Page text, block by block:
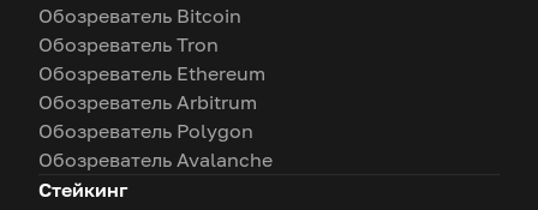
Обозреватель Bitcoin
Обозреватель Tron
Обозреватель Ethereum
Обозреватель Arbitrum
Обозреватель Polygon
Обозреватель Avalanche
Стейкинг